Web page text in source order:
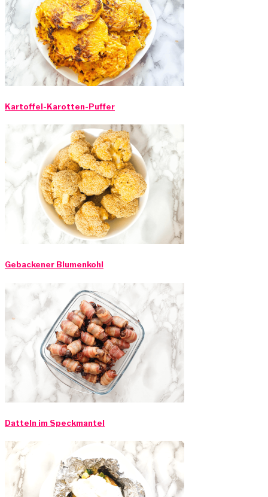
Kartoffel-Karotten-Puffer
Gebackener Blumenkohl
Datteln im Speckmantel